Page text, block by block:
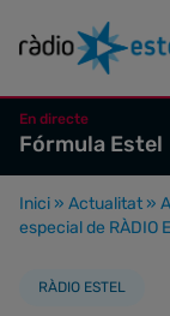
En directe
Fórmula Estel
Inici » Actualitat »
especial de RÀDIO
RÀDIO ESTEL